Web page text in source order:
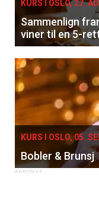
KURS I OSLO, 27.
Sammenlign
viner til en 5-
KURS I OSLO, 05.
Bobler & Brunsj